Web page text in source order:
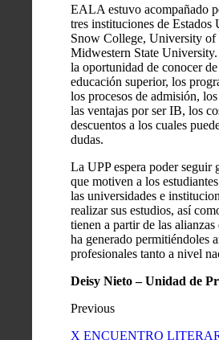
EALA estuvo acompañado
tres instituciones de Estados
Snow College, University
Midwestern State
la oportunidad de conocer
educación superior, los
los procesos de admisión,
las ventajas por ser IB, los
descuentos a los cuales
dudas.
La UPP espera poder seguir
que motiven a los
las universidades e
realizar sus estudios, así
tienen a partir de las
ha generado permitiéndoles
profesionales tanto a nivel
Deisy Nieto –Unidad de
Previous
X ENCUENTRO